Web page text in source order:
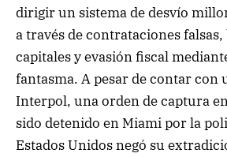
dirigir un sistema de desvío
a través de contrataciones
capitales y evasión fiscal
fantasma. A pesar de contar con
Interpol, una orden de captura
sido detenido en Miami por la
Estados Unidos negó su